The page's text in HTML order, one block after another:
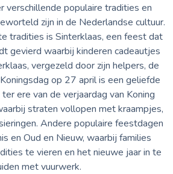
verschillende populaire tradities en
zijn in de Nederlandse cultuur.
tradities is Sinterklaas, een feest dat
gevierd waarbij kinderen cadeautjes
vergezeld door zijn helpers, de
op 27 april is een geliefde
ere van de verjaardag van Koning
straten vollopen met kraampjes,
Andere populaire feestdagen
en Oud en Nieuw, waarbij families
te vieren en het nieuwe jaar in te
met vuurwerk.